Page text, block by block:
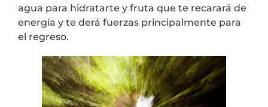
agua para hidratarte y fruta que te recarará de
energía y te derá fuerzas principalmente para
el regreso.